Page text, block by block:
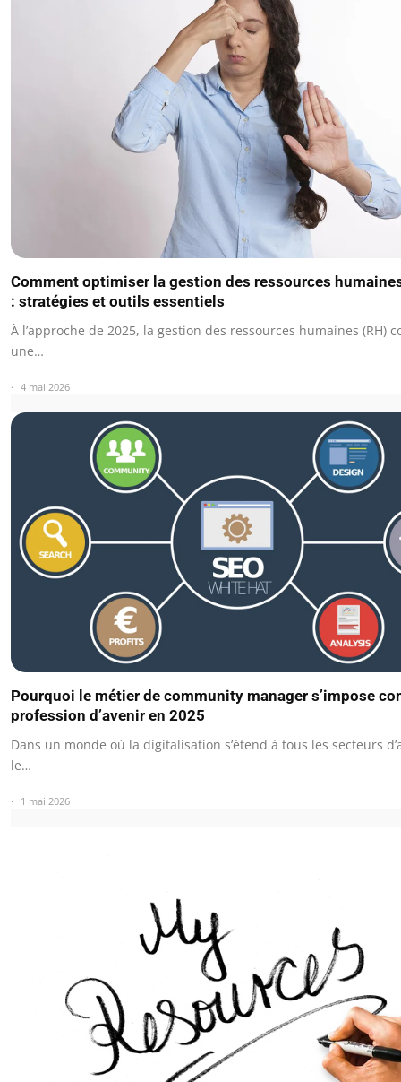
Comment optimiser la gestion des ressources
: stratégies et outils essentiels
À l’approche de 2025, la gestion des ressources humaines (RH)
une…
4 mai 2026
Pourquoi le métier de community manager s’impose
profession d’avenir en 2025
Dans un monde où la digitalisation s’étend à tous les secteurs
le…
1 mai 2026